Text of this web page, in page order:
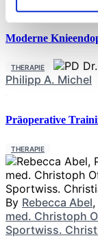
Moderne
THERAPIE
Philipp A. Michel
Präoperative
THERAPIE
By Rebecca Abel,
med. Christoph
Sportwiss.